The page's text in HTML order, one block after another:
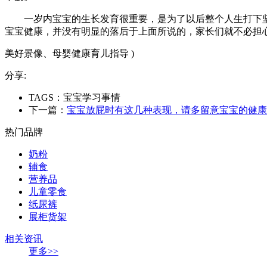
一岁内宝宝的生长发育很重要，是为了以后整个人生打
宝宝健康，并没有明显的落后于上面所说的，家长们就不必
美好景像、母婴健康育儿指导 )
分享:
TAGS：宝宝学习事情
下一篇： 宝宝放屁时有这几种表现，请多留意宝宝的健康
热门品牌
奶粉
辅食
营养品
儿童零食
纸尿裤
展柜货架
相关资讯
更多>>